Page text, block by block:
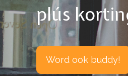
plús
Word ook buddy!